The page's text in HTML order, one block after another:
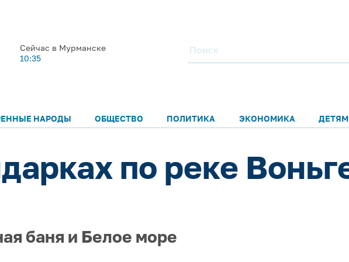
Сейчас в Мурманске
10:35
НАРОДЫ ОБЩЕСТВО ПОЛИТИКА ЭКОНОМИКА ДЕТЯМ
по реке
баня и Белое море